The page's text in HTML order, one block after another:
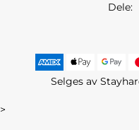
Dele:
Selges av
>